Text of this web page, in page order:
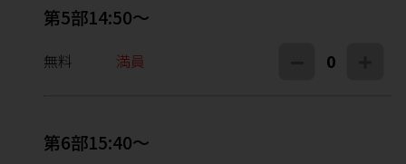
第5部14:50～
無料 満員 0
第6部15:40～